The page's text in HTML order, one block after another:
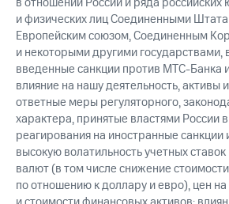
и физических лиц Соединенными
Европейским союзом, Соединенным
и некоторыми другими государствами,
введенные санкции против МТС-Банка
влияние на нашу деятельность, активы
ответные меры регуляторного,
характера, принятые властями России
реагирования на иностранные санкции
высокую волатильность учетных
валют (в том числе снижение
по отношению к доллару и евро), цен